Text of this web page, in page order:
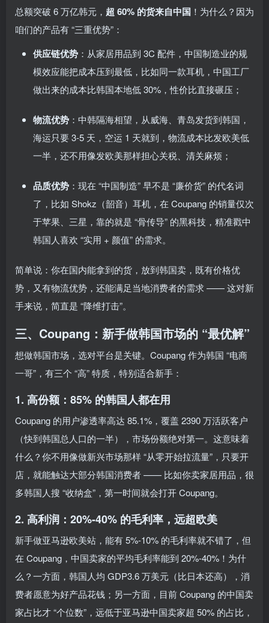
总额突破 6 万亿韩元， 超 60% 的货来自中国 ！为什么？因为
咱们的产品有 “三重优势”：
供应链优势 ：从家居用品到 3C 配件，中国制造业的规
模效应能把成本压到最低，比如同一款耳机，中国工厂
做出来的成本比韩国本地低 30%，性价比直接碾压；
物流优势 ：中韩隔海相望，从威海、青岛发货到韩国，
海运只要 3-5 天，空运 1 天就到，物流成本比发欧美低
一半，还不用像发欧美那样担心关税、清关麻烦；
品质优势 ：现在 “中国制造” 早不是 “廉价货” 的代名词
了，比如 Shokz（韶音）耳机，在 Coupang 的销量仅次
于苹果、三星，靠的就是 “骨传导” 的黑科技，精准戳中
韩国人喜欢 “实用 + 颜值” 的需求。
简单说：你在国内能拿到的货，放到韩国卖，既有价格优
势，又有物流优势，还能满足当地消费者的需求 —— 这对新
手来说，简直是 “降维打击”。
三、Coupang：新手做韩国市场的 “最优解”
想做韩国市场，选对平台是关键。Coupang 作为韩国 “电商
一哥”，有三个 “高” 特质，特别适合新手：
1. 高份额：85% 的韩国人都在用
Coupang 的用户渗透率高达 85.1%，覆盖 2390 万活跃客户
（快到韩国总人口的一半），市场份额绝对第一。这意味着
什么？你不用像做新兴市场那样 “从零开始拉流量”，只要开
店，就能触达大部分韩国消费者 —— 比如你卖家居用品，很
多韩国人搜 “收纳盒”，第一时间就会打开 Coupang。
2. 高利润：20%-40% 的毛利率，远超欧美
新手做亚马逊欧美站，能有 5%-10% 的毛利率就不错了，但
在 Coupang，中国卖家的平均毛利率能到 20%-40%！为什
么？一方面，韩国人均 GDP3.6 万美元（比日本还高），消
费者愿意为好产品花钱；另一方面，目前 Coupang 的中国卖
家占比才 “个位数”，远低于亚马逊中国卖家超 50% 的占比，